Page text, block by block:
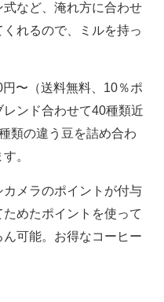
など、淹れ方に合わせ
れるので、ミルを持っ
〜（送料無料、10％ポ
ンド合わせて40種類近
類の違う豆を詰め合わ
。
メラのポイントが付与
めたポイントを使って
可能。お得なコーヒー